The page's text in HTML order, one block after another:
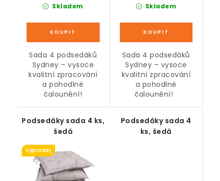
Skladem
Sada 4 podsedáků
Sydney – vysoce
kvalitní zpracování
a pohodlné
čalounění!
Skladem
Sada 4 podsedáků
Sydney – vysoce
kvalitní zpracování
a pohodlné
čalounění!
Podsedáky sada 4 ks,
šedá
Výprodej
Podsedáky sada 4
ks, šedá